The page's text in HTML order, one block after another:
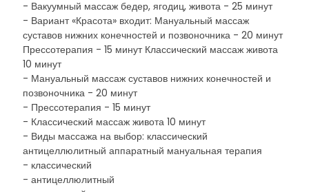
- Вакуумный массаж бедер, ягодиц, живота - 25 минут
- Вариант «Красота» входит: Мануальный массаж
суставов нижних конечностей и позвоночника - 20 минут
Прессотерапия - 15 минут Классический массаж живота
10 минут
- Мануальный массаж суставов нижних конечностей и
позвоночника - 20 минут
- Прессотерапия - 15 минут
- Классический массаж живота 10 минут
- Виды массажа на выбор: классический
антицеллюлитный аппаратный мануальная терапия
- классический
- антицеллюлитный